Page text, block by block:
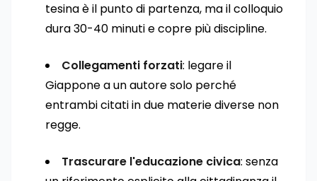
tesina è il punto di partenza, ma il colloquio
dura 30-40 minuti e copre più discipline.
Collegamenti forzati: legare il
Giappone a un autore solo perché
entrambi citati in due materie diverse non
regge.
Trascurare l'educazione civica: senza